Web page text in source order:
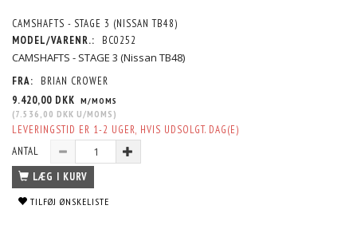
CAMSHAFTS - STAGE 3 (NISSAN TB48)
MODEL/VARENR.:
BC0252
CAMSHAFTS - STAGE 3 (Nissan TB48)
FRA:
BRIAN CROWER
9.420,00 DKK M/MOMS
(7.536,00 DKK U/MOMS )
LEVERINGSTID ER 1-2 UGER, HVIS UDSOLGT. DAG(E)
ANTAL
LÆG I KURV
TILFØJ ØNSKELISTE